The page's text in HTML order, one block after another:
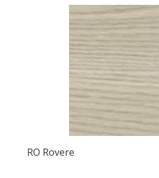
RO Rovere